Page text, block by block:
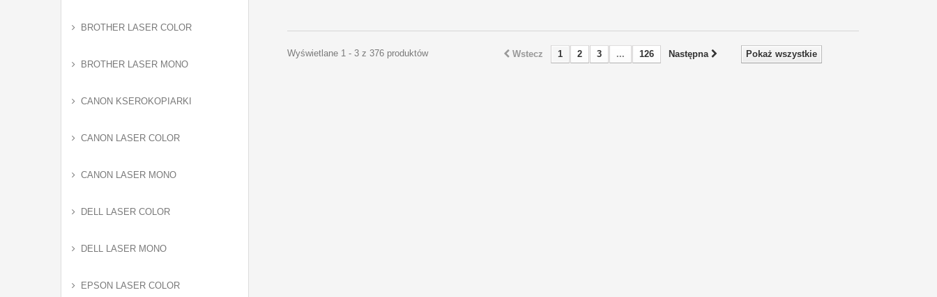
BROTHER LASER COLOR
BROTHER LASER MONO
CANON KSEROKOPIARKI
CANON LASER COLOR
CANON LASER MONO
DELL LASER COLOR
DELL LASER MONO
EPSON LASER COLOR
Pokaż wszystkie
Wstecz 1 2 3 ... 126 Następna
Wyświetlane 1 - 3 z 376 produktów